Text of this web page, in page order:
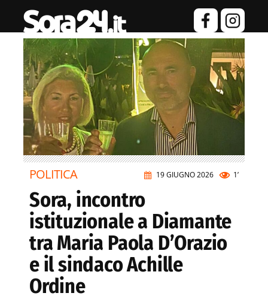
19 GIUGNO 2026 1’
POLITICA
Sora, incontro
istituzionale a Diamante
tra Maria Paola D’Orazio
e il sindaco Achille
Ordine